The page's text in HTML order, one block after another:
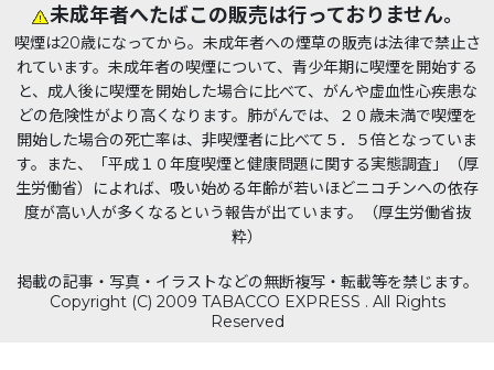
未成年者へたばこの販売は行っておりません。
喫煙は20歳になってから。未成年者への煙草の販売は法律で禁止さ
れています。未成年者の喫煙について、青少年期に喫煙を開始する
と、成人後に喫煙を開始した場合に比べて、がんや虚血性心疾患な
どの危険性がより高くなります。肺がんでは、２０歳未満で喫煙を
開始した場合の死亡率は、非喫煙者に比べて５．５倍となっていま
す。また、「平成１０年度喫煙と健康問題に関する実態調査」（厚
生労働省）によれば、吸い始める年齢が若いほどニコチンへの依存
度が高い人が多くなるという報告が出ています。（厚生労働省抜
粋）
掲載の記事・写真・イラストなどの無断複写・転載等を禁じます。
Copyright (C) 2009 TABACCO EXPRESS . All Rights
Reserved